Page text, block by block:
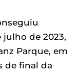
julho de 2023,
Parque, em
de final da